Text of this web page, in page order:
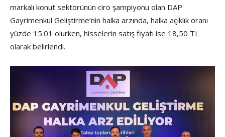
markalı konut sektörünün ciro şampiyonu olan DAP
Gayrimenkul Geliştirme’nin halka arzında, halka açıklık oranı
yüzde 15.01 olurken, hisselerin satış fiyatı ise 18,50 TL
olarak belirlendi.